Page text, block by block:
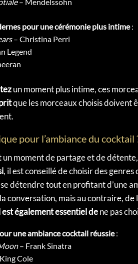
– Mendelssohn
pour une cérémonie plus intime:
– Christina Perri
Legend
un moment plus intime, ces
que les morceaux choisis doivent
pour l’ambiance du
un moment de partage et de
, il est conseillé de choisir des
détendre tout en profitant d’une
conversation, mais au contraire,
est également essentiel dene pas
une ambiance cocktail réussie:
– Frank Sinatra
Cole